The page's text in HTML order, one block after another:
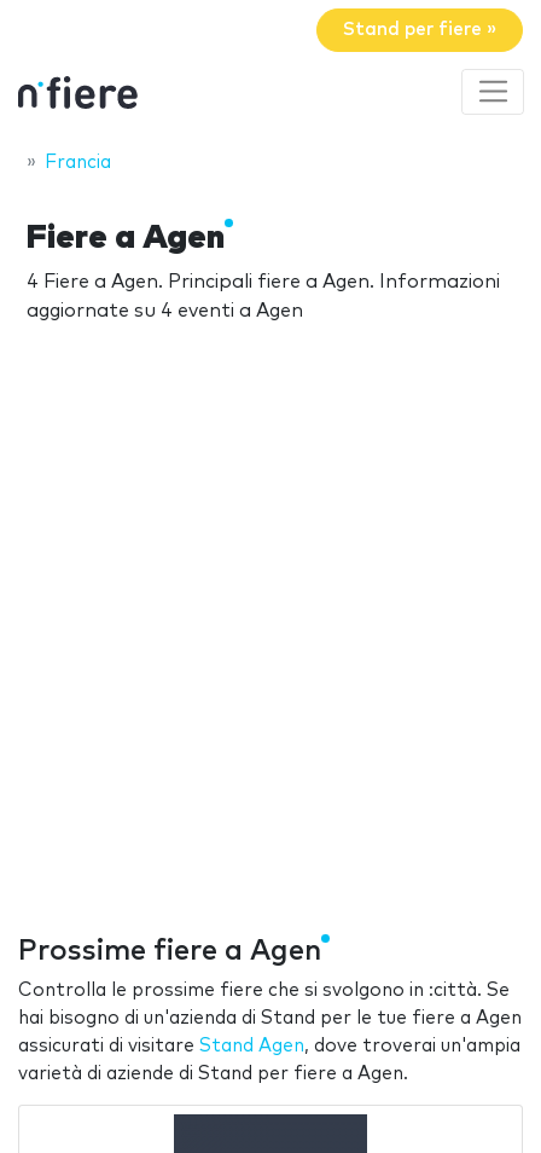
Stand per fiere »
Francia
Fiere a Agen
4 Fiere a Agen. Principali fiere a Agen. Informazioni
aggiornate su 4 eventi a Agen
Prossime fiere a Agen
Controlla le prossime fiere che si svolgono in :città. Se
hai bisogno di un'azienda di Stand per le tue fiere a Agen
assicurati di visitare Stand Agen, dove troverai un'ampia
varietà di aziende di Stand per fiere a Agen.